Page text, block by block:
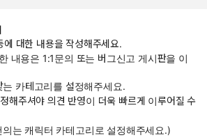
대한 내용을 작성해주세요.
내용은 1:1문의 또는 버그신고 게시판을 이
카테고리를 설정해주세요.
해주셔야 의견 반영이 더욱 빠르게 이루어질 수
의는 캐릭터 카테고리로 설정해주세요.)